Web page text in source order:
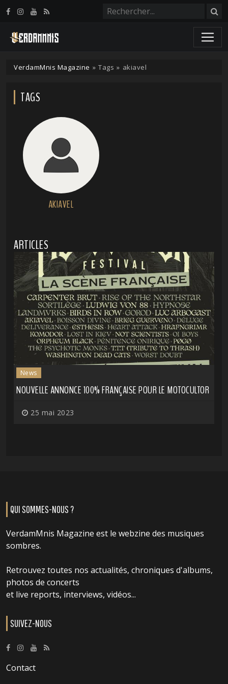
VerdamMnis Magazine » Tags » akiavel
TAGS
AKIAVEL
ARTICLES
News
NOUVELLE ANNONCE 100% FRANÇAISE POUR LE MOTOCULTOR
25 mai 2023
QUI SOMMES-NOUS ?
VerdamMnis Magazine est le webzine des musiques
sombres.
Retrouvez toutes nos actualités, chroniques d'albums,
photos de concerts
et live reports, interviews, vidéos...
SUIVEZ-NOUS
Contact
Panneau de gestion des cookies